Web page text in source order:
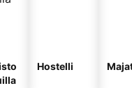
Hostelli